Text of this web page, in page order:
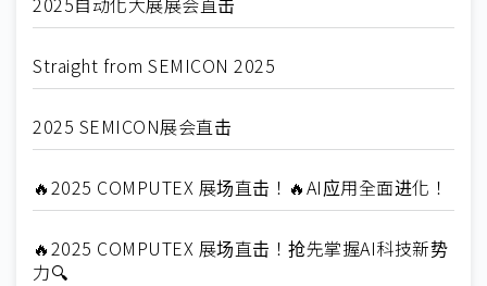
Straight from SEMICON 2025
2025 SEMICON展会直击
🔥2025 COMPUTEX 展场直击！🔥AI应用全面进化！
🔥2025 COMPUTEX 展场直击！抢先掌握AI科技新势
力🔍